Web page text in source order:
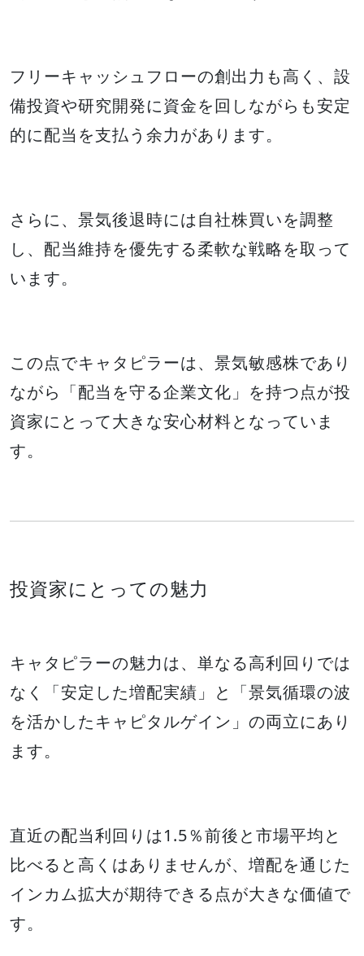
フリーキャッシュフローの創出力も高く、設
備投資や研究開発に資金を回しながらも安定
的に配当を支払う余力があります。
さらに、景気後退時には自社株買いを調整
し、配当維持を優先する柔軟な戦略を取って
います。
この点でキャタピラーは、景気敏感株であり
ながら「配当を守る企業文化」を持つ点が投
資家にとって大きな安心材料となっていま
す。
投資家にとっての魅力
キャタピラーの魅力は、単なる高利回りでは
なく「安定した増配実績」と「景気循環の波
を活かしたキャピタルゲイン」の両立にあり
ます。
直近の配当利回りは1.5％前後と市場平均と
比べると高くはありませんが、増配を通じた
インカム拡大が期待できる点が大きな価値で
す。